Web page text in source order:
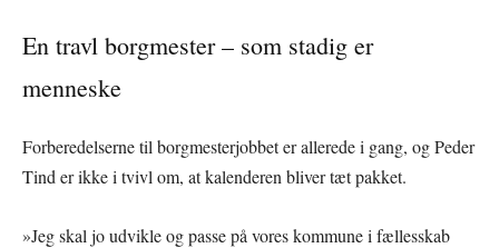
En travl borgmester – som stadig er
menneske
Forberedelserne til borgmesterjobbet er allerede i gang, og Peder
Tind er ikke i tvivl om, at kalenderen bliver tæt pakket.
»Jeg skal jo udvikle og passe på vores kommune i fællesskab